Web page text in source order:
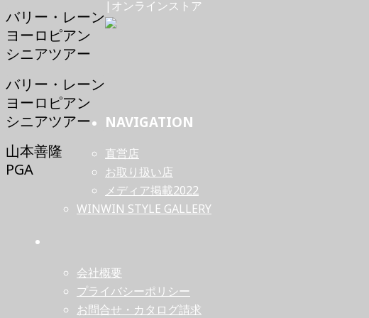
バリー・レーン
ヨーロピアン
シニアツアー
バリー・レーン
ヨーロピアン
シニアツアー
山本善隆
PGA
|オンラインストア
NAVIGATION
直営店
お取り扱い店
メディア掲載2022
WINWIN STYLE GALLERY
会社概要
プライバシーポリシー
お問合せ・カタログ請求